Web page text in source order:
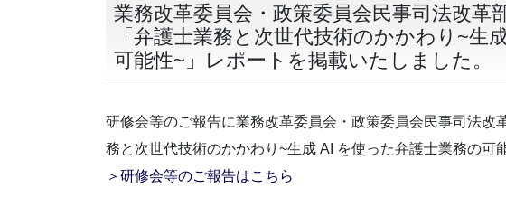
業務改革委員会・政策委員会民事司法改革
「弁護士業務と次世代技術のかかわり~生
可能性~」レポートを掲載いたしました。
研修会等のご報告に業務改革委員会・政策委員会民事司法改
務と次世代技術のかかわり~生成 AI を使った弁護士業務の可
＞研修会等のご報告はこちら